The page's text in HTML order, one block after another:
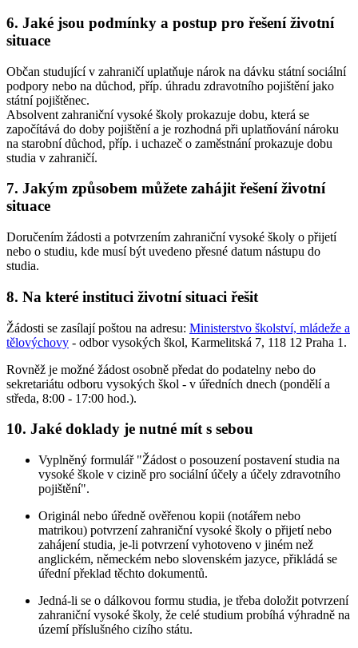
6. Jaké jsou podmínky a postup pro řešení životní
situace
Občan studující v zahraničí uplatňuje nárok na dávku státní sociální
podpory nebo na důchod, příp. úhradu zdravotního pojištění jako
státní pojištěnec.
Absolvent zahraniční vysoké školy prokazuje dobu, která se
započítává do doby pojištění a je rozhodná při uplatňování nároku
na starobní důchod, příp. i uchazeč o zaměstnání prokazuje dobu
studia v zahraničí.
7. Jakým způsobem můžete zahájit řešení životní
situace
Doručením žádosti a potvrzením zahraniční vysoké školy o přijetí
nebo o studiu, kde musí být uvedeno přesné datum nástupu do
studia.
8. Na které instituci životní situaci řešit
Žádosti se zasílají poštou na adresu: Ministerstvo školství, mládeže a
tělovýchovy - odbor vysokých škol, Karmelitská 7, 118 12 Praha 1.
Rovněž je možné žádost osobně předat do podatelny nebo do
sekretariátu odboru vysokých škol - v úředních dnech (pondělí a
středa, 8:00 - 17:00 hod.).
10. Jaké doklady je nutné mít s sebou
Vyplněný formulář "Žádost o posouzení postavení studia na
vysoké škole v cizině pro sociální účely a účely zdravotního
pojištění".
Originál nebo úředně ověřenou kopii (notářem nebo
matrikou) potvrzení zahraniční vysoké školy o přijetí nebo
zahájení studia, je-li potvrzení vyhotoveno v jiném než
anglickém, německém nebo slovenském jazyce, přikládá se
úřední překlad těchto dokumentů.
Jedná-li se o dálkovou formu studia, je třeba doložit potvrzení
zahraniční vysoké školy, že celé studium probíhá výhradně na
území příslušného cizího státu.